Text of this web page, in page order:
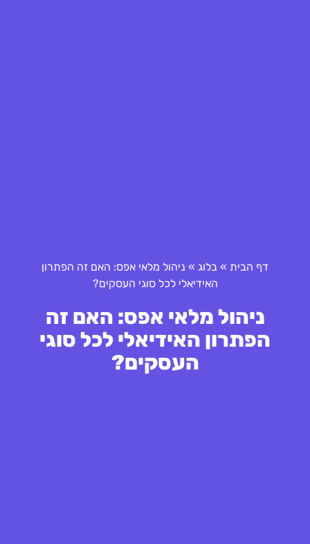
דף הבית » בלוג » ניהול מלאי אפס: האם זה הפתרון
האידיאלי לכל סוגי העסקים?
ניהול מלאי אפס: האם זה
הפתרון האידיאלי לכל סוגי
העסקים?